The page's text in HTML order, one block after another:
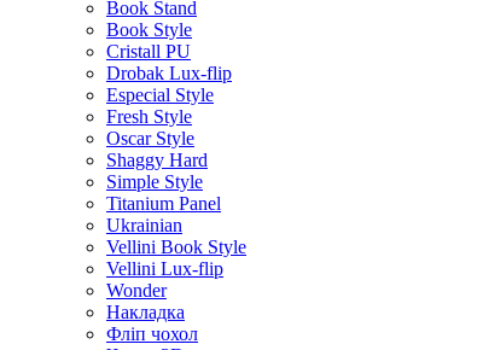
Book Stand
Book Style
Cristall PU
Drobak Lux-flip
Especial Style
Fresh Style
Oscar Style
Shaggy Hard
Simple Style
Titanium Panel
Ukrainian
Vellini Book Style
Vellini Lux-flip
Wonder
Накладка
Фліп чохол